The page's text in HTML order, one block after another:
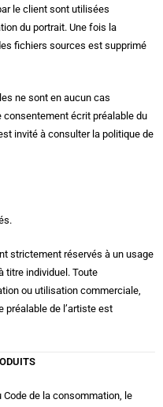
le client sont utilisées
du portrait. Une fois la
fichiers sources est supprimé
ne sont en aucun cas
écrit préalable du
invité à consulter la politique de
strictement réservés à un usage
titre individuel. Toute
ou utilisation commerciale,
préalable de l’artiste est
Code de la consommation, le